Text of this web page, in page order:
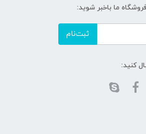
ما باخبر شوید:
ثبت‌نام
کنید: